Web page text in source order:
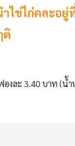
ไข่ไก่คละอ
ติ
งละ 3.40 บาท (น้